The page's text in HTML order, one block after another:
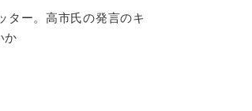
ター。高市氏の発言のキ
か